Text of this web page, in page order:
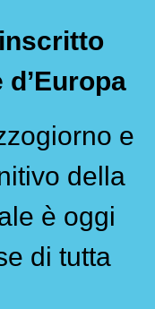
d’Europa
e
della
è oggi
di tutta